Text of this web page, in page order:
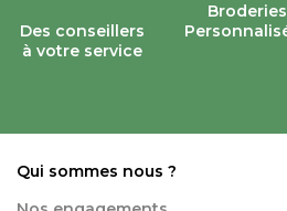
Des conseillers
à votre service
Broderies
Qui sommes nous ?